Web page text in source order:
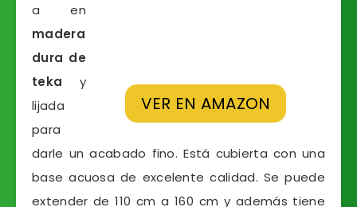
VER EN AMAZON
a en
madera
dura de
teka y
lijada
para
darle un acabado fino. Está cubierta con una
base acuosa de excelente calidad. Se puede
extender de 110 cm a 160 cm y además tiene